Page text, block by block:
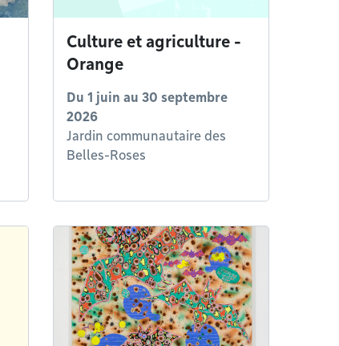
Culture et agriculture -
Orange
Du 1 juin au 30 septembre
2026
Jardin communautaire des
Belles-Roses